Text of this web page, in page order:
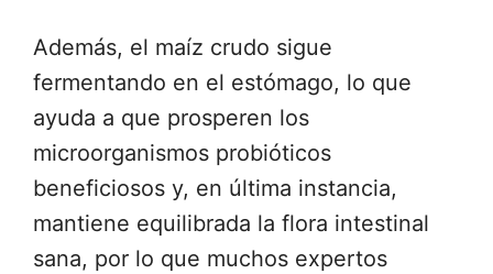
Además, el maíz crudo sigue
fermentando en el estómago, lo que
ayuda a que prosperen los
microorganismos probióticos
beneficiosos y, en última instancia,
mantiene equilibrada la flora intestinal
sana, por lo que muchos expertos